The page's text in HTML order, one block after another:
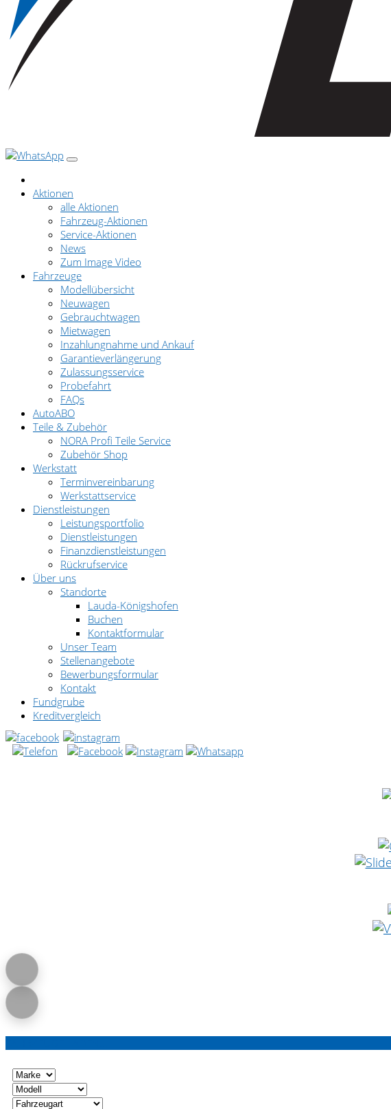
Aktionen
alle Aktionen
Fahrzeug-Aktionen
Service-Aktionen
News
Zum Image Video
Fahrzeuge
Modellübersicht
Neuwagen
Gebrauchtwagen
Mietwagen
Inzahlungnahme und Ankauf
Garantieverlängerung
Zulassungsservice
Probefahrt
FAQs
AutoABO
Teile & Zubehör
NORA Profi Teile Service
Zubehör Shop
Werkstatt
Terminvereinbarung
Werkstattservice
Dienstleistungen
Leistungsportfolio
Dienstleistungen
Finanzdienstleistungen
Rückrufservice
Über uns
Standorte
Lauda-Königshofen
Buchen
Kontaktformular
Unser Team
Stellenangebote
Bewerbungsformular
Kontakt
Fundgrube
Kreditvergleich